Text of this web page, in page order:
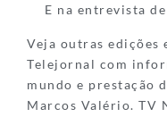
E na entrevista
Veja outras edições
Telejornal com
mundo e prestação
Marcos Valério. TV